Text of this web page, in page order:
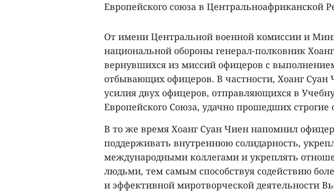
Европейского союза в Центральноафриканской
От имени Центральной военной комиссии и
национальной обороны генерал-полковник
вернувшихся из миссий офицеров с
отбывающих офицеров. В частности, Хоанг Суан
усилия двух офицеров, отправляющихся в
Европейского Союза, удачно прошедших
В то же время Хоанг Суан Чиен напомнил
поддерживать внутреннюю солидарность,
международными коллегами и укреплять
людьми, тем самым способствуя содействию
и эффективной миротворческой деятельности